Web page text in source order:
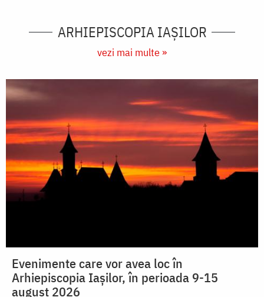
ARHIEPISCOPIA IAŞILOR
vezi mai multe »
Evenimente care vor avea loc în
Arhiepiscopia Iaşilor, în perioada 9-15
august 2026